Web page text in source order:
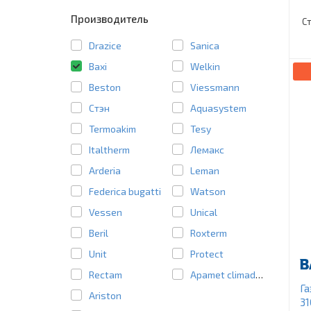
Производитель
Drazice
Sanica
Baxi
Welkin
Beston
Viessmann
Стэн
Aquasystem
Termoakim
Tesy
Italtherm
Лемакс
Arderia
Leman
Federica bugatti
Watson
Vessen
Unical
Beril
Roxterm
Unit
Protect
Rectam
Apamet climadens
Ariston